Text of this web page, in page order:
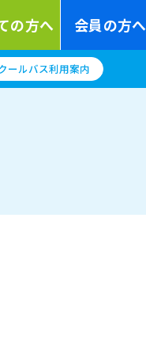
の方へ 会員の方へ
ールバス利用案内